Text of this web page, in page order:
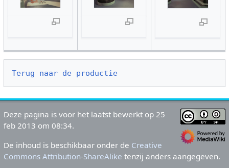
Terug naar de productie
Deze pagina is voor het laatst bewerkt op 25
feb 2013 om 08:34.
De inhoud is beschikbaar onder de Creative
Commons Attribution-ShareAlike tenzij anders aangegeven.